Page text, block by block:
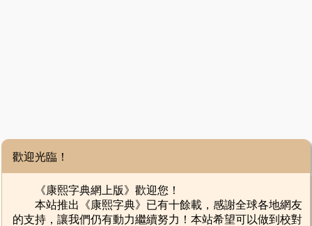
歡迎光臨！
《康熙字典網上版》歡迎您！
本站推出《康熙字典》已有十餘載，感謝全球各地網友
的支持，讓我們仍有動力繼續努力！本站希望可以做到校對